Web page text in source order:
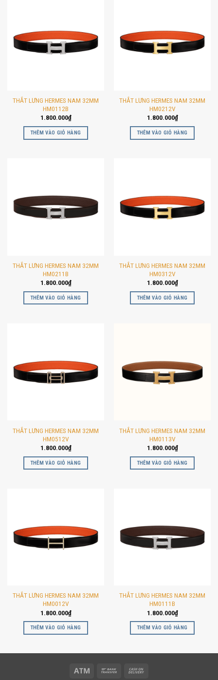
THẮT LƯNG HERMES NAM 32MM
HM0112B
1.800.000₫
THÊM VÀO GIỎ HÀNG
THẮT LƯNG HERMES NAM 32MM
HM0212V
1.800.000₫
THÊM VÀO GIỎ HÀNG
THẮT LƯNG HERMES NAM 32MM
HM0211B
1.800.000₫
THÊM VÀO GIỎ HÀNG
THẮT LƯNG HERMES NAM 32MM
HM0312V
1.800.000₫
THÊM VÀO GIỎ HÀNG
THẮT LƯNG HERMES NAM 32MM
HM0512V
1.800.000₫
THÊM VÀO GIỎ HÀNG
THẮT LƯNG HERMES NAM 32MM
HM0113V
1.800.000₫
THÊM VÀO GIỎ HÀNG
THẮT LƯNG HERMES NAM 32MM
HM0012V
1.800.000₫
THÊM VÀO GIỎ HÀNG
THẮT LƯNG HERMES NAM 32MM
HM0111B
1.800.000₫
THÊM VÀO GIỎ HÀNG